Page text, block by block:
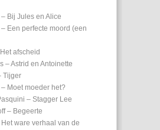
Bij Jules en Alice
Een perfecte moord (een
afscheid
– Astrid en Antoinette
Tijger
Moet moeder het?
– Stagger Lee
– Begeerte
ware verhaal van de